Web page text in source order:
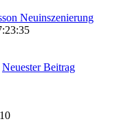
Neuinszenierung
Neuester Beitrag